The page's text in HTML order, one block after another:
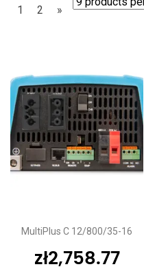
1 2 »
MultiPlus C 12/800/35-16
zł2,758.77